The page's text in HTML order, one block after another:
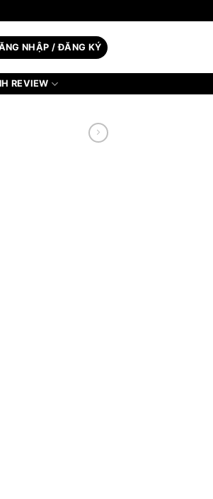
NHẬP / ĐĂNG KÝ
REVIEW